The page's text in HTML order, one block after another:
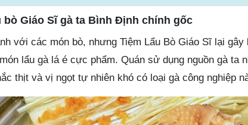
bò Giáo Sĩ gà ta Bình Định chính gốc
với các món bò, nhưng Tiệm Lẩu Bò Giáo Sĩ lại
lẩu gà lá é cực phẩm. Quán sử dụng nguồn gà ta
thịt và vị ngọt tự nhiên khó có loại gà công nghiệp